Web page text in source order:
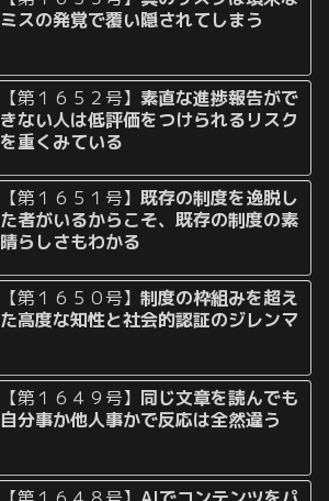
ミスの発覚で覆い隠されてしまう
【第１６５２号】素直な進捗報告がで
きない人は低評価をつけられるリスク
を重くみている
【第１６５１号】既存の制度を逸脱し
た者がいるからこそ、既存の制度の素
晴らしさもわかる
【第１６５０号】制度の枠組みを超え
た高度な知性と社会的認証のジレンマ
【第１６４９号】 同じ文章を読んでも
自分事か他人事かで反応は全然違う